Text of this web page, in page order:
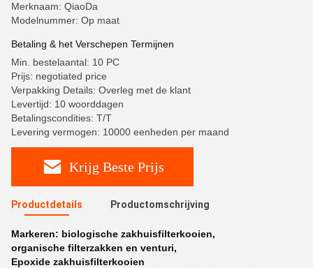
Merknaam: QiaoDa
Modelnummer: Op maat
Betaling & het Verschepen Termijnen
Min. bestelaantal: 10 PC
Prijs: negotiated price
Verpakking Details: Overleg met de klant
Levertijd: 10 woorddagen
Betalingscondities: T/T
Levering vermogen: 10000 eenheden per maand
Krijg Beste Prijs
Productdetails Productomschrijving
Markeren: biologische zakhuisfilterkooien,
organische filterzakken en venturi,
Epoxide zakhuisfilterkooien